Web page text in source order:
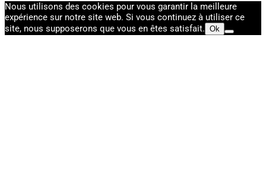
Nous utilisons des cookies pour vous garantir la meilleure
expérience sur notre site web. Si vous continuez à utiliser ce
site, nous supposerons que vous en êtes satisfait. Ok